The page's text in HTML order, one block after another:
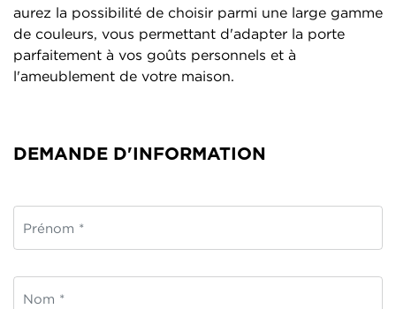
aurez la possibilité de choisir parmi une large gamme
de couleurs, vous permettant d'adapter la porte
parfaitement à vos goûts personnels et à
l'ameublement de votre maison.
DEMANDE D'INFORMATION